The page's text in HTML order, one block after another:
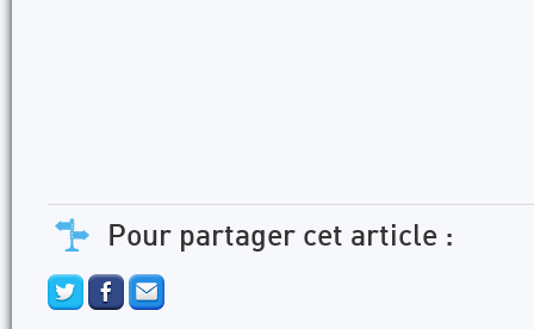
Pour partager cet article :